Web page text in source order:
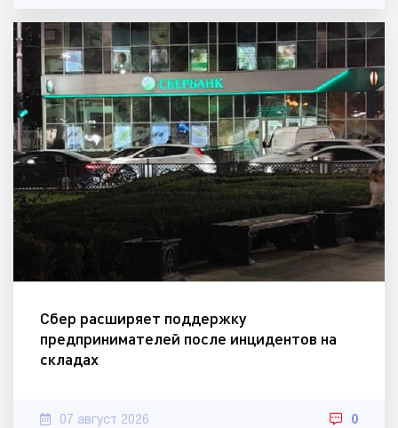
Сбер расширяет поддержку
предпринимателей после инцидентов на
складах
07 август 2026 0